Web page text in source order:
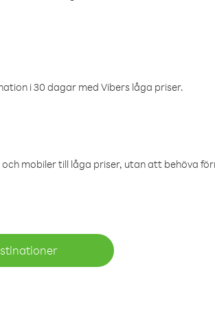
i 30 dagar med Vibers låga priser.
mobiler till låga priser, utan att behöva